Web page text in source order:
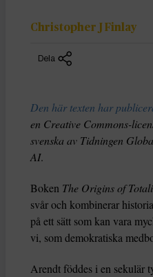
Christopher J Finlay
Dela
Den här texten har
en Creative Commons-
svenska av Tidningen
AI.
Boken The Origins of
svår och kombinerar
på ett sätt som kan vara
vi, som demokratiska
Arendt föddes i en sekulär